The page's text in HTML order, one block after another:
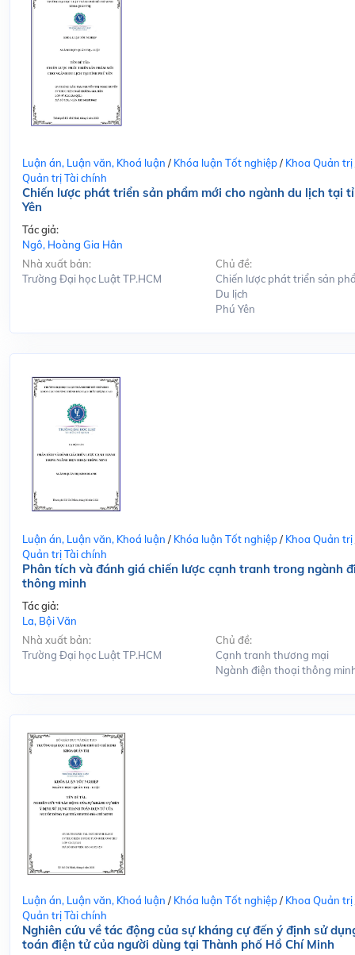
Luận án, Luận văn, Khoá luận / Khóa luận Tốt nghiệp/ Khoa Quản trị
Quản trị Tài chính
Chiến lược phát triển sản phẩm mới cho ngành du lịch tại
Yên
Tác giả:
Ngô, Hoàng Gia Hân
Nhà xuất bản:
Trường Đại học Luật TP.HCM
Chủ đề:
Chiến lược phát triển sản
Du lịch
Phú Yên
Luận án, Luận văn, Khoá luận / Khóa luận Tốt nghiệp/ Khoa Quản trị
Quản trị Tài chính
Phân tích và đánh giá chiến lược cạnh tranh trong ngành
thông minh
Tác giả:
La, Bội Văn
Nhà xuất bản:
Trường Đại học Luật TP.HCM
Chủ đề:
Cạnh tranh thương mại
Ngành điện thoại thông
Luận án, Luận văn, Khoá luận / Khóa luận Tốt nghiệp/ Khoa Quản trị
Quản trị Tài chính
Nghiên cứu về tác động của sự kháng cự đến ý định sử
toán điện tử của người dùng tại Thành phố Hồ Chí Minh